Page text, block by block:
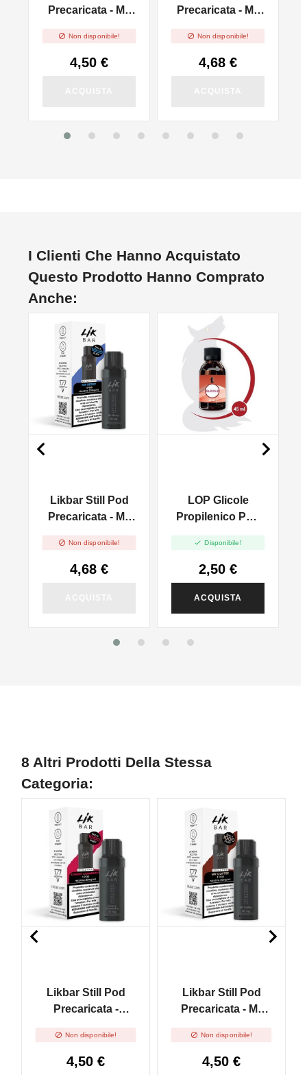
Precaricata - Mr.
 Non disponibile!
4,50 €
Precaricata - Mr.
 Non disponibile!
4,68 €
I Clienti Che Hanno Acquistato
Questo Prodotto Hanno Comprato
Anche:
Likbar Still Pod
Precaricata - Mr.
 Non disponibile!
4,68 €
LOP Glicole
Propilenico PG -
 Disponibile!
2,50 €
ACQUISTA
 
8 Altri Prodotti Della Stessa
Categoria:
Likbar Still Pod
Precaricata -
 Non disponibile!
4,50 €
Likbar Still Pod
Precaricata - Mr
 Non disponibile!
4,50 €
 